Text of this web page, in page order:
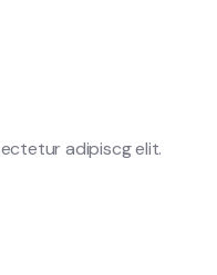
adipiscg elit.